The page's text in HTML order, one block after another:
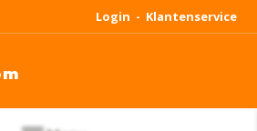
Login - Klantenservice